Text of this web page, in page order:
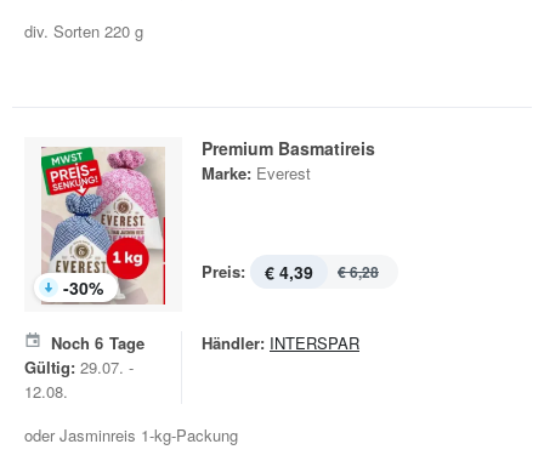
div. Sorten 220 g
-30%
Premium Basmatireis
Marke: Everest
Preis: € 4,39 € 6,28
Noch 6 Tage
Gültig: 29.07. -
12.08.
Händler: INTERSPAR
oder Jasminreis 1-kg-Packung